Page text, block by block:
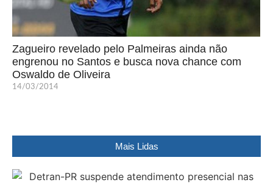
Zagueiro revelado pelo Palmeiras ainda não
engrenou no Santos e busca nova chance com
Oswaldo de Oliveira
14/03/2014
Mais Lidas